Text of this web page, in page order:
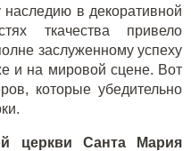
наследию в декоративной
ткачества привело
заслуженному успеху
и на мировой сцене. Вот
которые убедительно
церкви Санта Мария